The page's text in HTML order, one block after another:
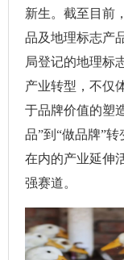
新生。截至目前
品及地理标志产
局登记的地理标
产业转型，不仅
于品牌价值的塑
品”到“做品牌”
在内的产业延伸
强赛道。